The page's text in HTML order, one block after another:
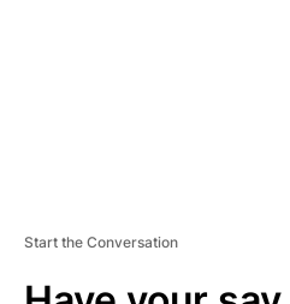
Start the Conversation